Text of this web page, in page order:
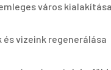
város
és vizeink regenerálása